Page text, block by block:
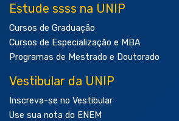
Estude ssss na UNIP
Cursos de Graduação
Cursos de Especialização e MBA
Programas de Mestrado e Doutorado
Vestibular da UNIP
Inscreva-se no Vestibular
Use sua nota do ENEM